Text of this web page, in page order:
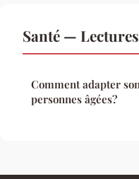
Santé —
Comment adapter
personnes âgées?